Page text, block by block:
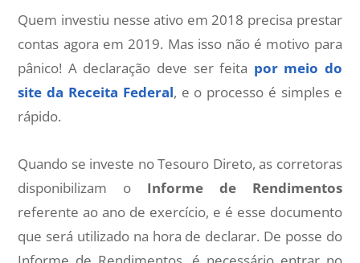
Quem investiu nesse ativo em 2018 precisa prestar
contas agora em 2019. Mas isso não é motivo para
pânico! A declaração deve ser feita por meio do
site da Receita Federal, e o processo é simples e
rápido.
Quando se investe no Tesouro Direto, as corretoras
disponibilizam o Informe de Rendimentos
referente ao ano de exercício, e é esse documento
que será utilizado na hora de declarar. De posse do